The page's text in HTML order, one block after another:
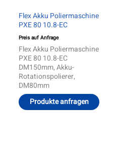
Flex Akku Poliermaschine
PXE 80 10.8-EC
Preis auf Anfrage
Flex Akku Poliermaschine
PXE 80 10.8-EC
DM150mm, Akku-
Rotationspolierer,
DM80mm
Produkte anfragen